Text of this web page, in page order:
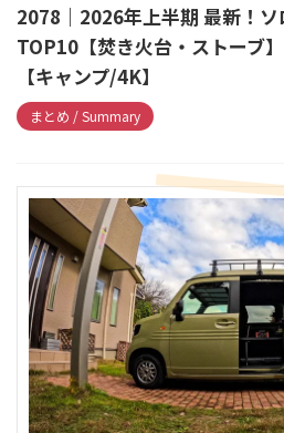
2078｜2026年上半期 最新！
TOP10【焚き火台・ストーブ
【キャンプ/4K】
まとめ / Summary